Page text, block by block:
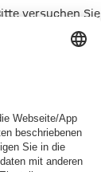
versuchen Sie